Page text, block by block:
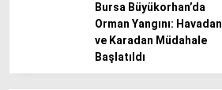
Bursa Büyükorhan’da
Orman Yangını: Havadan
ve Karadan Müdahale
Başlatıldı